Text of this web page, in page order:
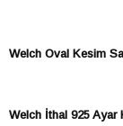
Welch Oval Kesim
Welch İthal 925 Ayar